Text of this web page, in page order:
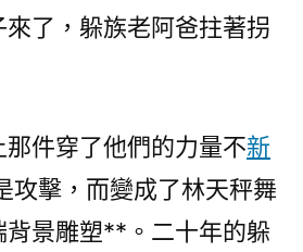
了，躲族老阿爸拄著拐
那件穿了他們的力量不新
攻擊，而變成了林天秤舞
背景雕塑**。二十年的躲